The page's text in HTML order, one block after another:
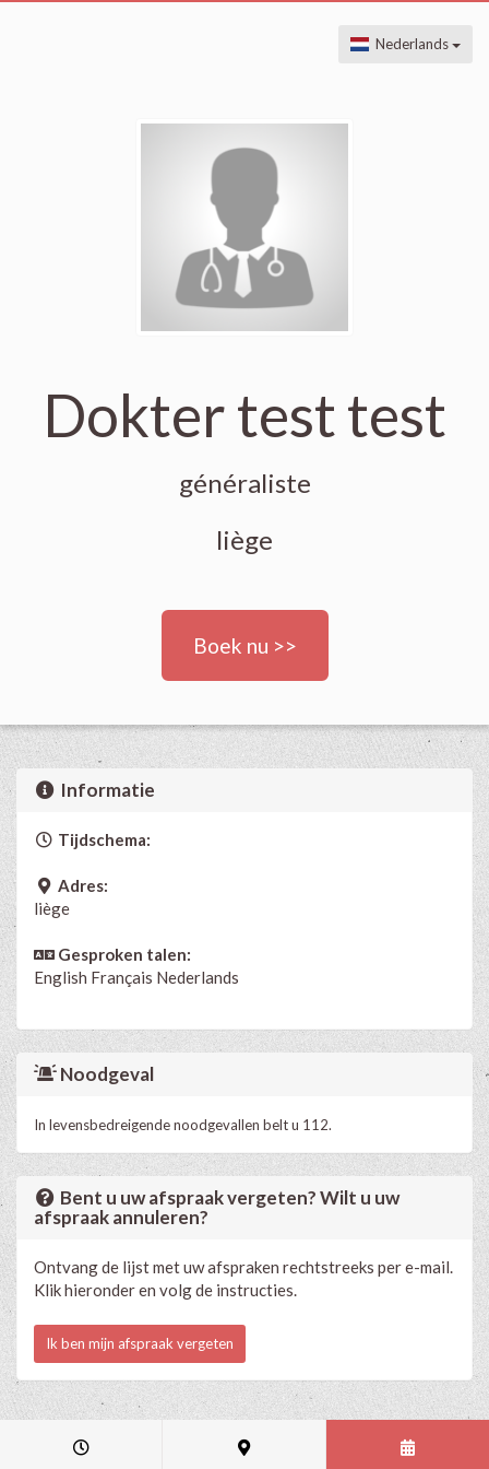
Nederlands
Dokter test test
généraliste
liège
Boek nu >>
Informatie
Tijdschema:
Adres:
liège
Gesproken talen:
English Français Nederlands
Noodgeval
In levensbedreigende noodgevallen belt u 112.
Bent u uw afspraak vergeten? Wilt u uw
afspraak annuleren?
Ontvang de lijst met uw afspraken rechtstreeks per e-mail.
Klik hieronder en volg de instructies.
Ik ben mijn afspraak vergeten
2015 - 2026 -
lees de privacyverklaring van deze praktijk